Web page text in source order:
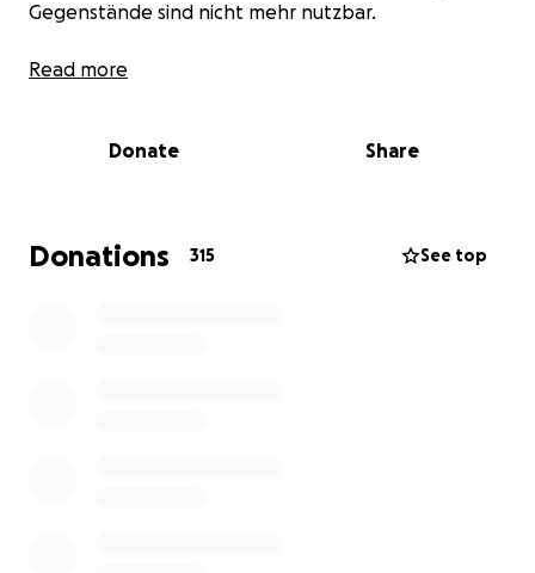
Gegenstände sind nicht mehr nutzbar.
Während des Brandes schlief der ältere Sohn im
schwer wiegt auch der Verlust ihres geliebten
Die Mutter steht nun mit ihren Kindern vor dem
Read more
Donate Share
Donations 315 See top